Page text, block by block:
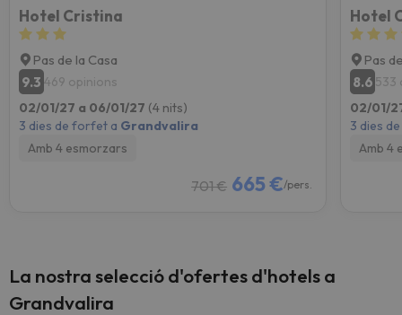
Hotel Cristina
Pas de la Casa
9.3 469 opinions
02/01/27 a 06/01/27 (4 nits)
3 dies de forfet a Grandvalira
Amb 4 esmorzars
701 € 665 €/pers.
Hotel
Pas
8.6 533
02/01/
3 dies
Amb 4
La nostra selecció d'ofertes d'hotels a
Grandvalira